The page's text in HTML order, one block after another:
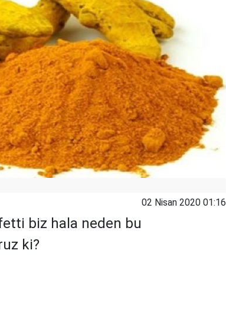
02 Nisan 2020 01:16
biz hala neden bu
ki?